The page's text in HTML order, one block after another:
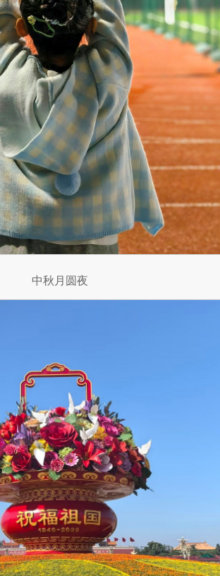
中秋月圆夜